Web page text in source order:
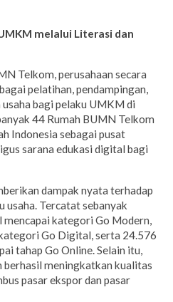
melalui Literasi dan
Telkom, perusahaan secara
pelatihan, pendampingan,
bagi pelaku UMKM di
44 Rumah BUMN Telkom
Indonesia sebagai pusat
sarana edukasi digital bagi
dampak nyata terhadap
usaha. Tercatat sebanyak
mencapai kategori Go Modern,
Go Digital, serta 24.576
tahap Go Online. Selain itu,
meningkatkan kualitas
pasar ekspor dan pasar